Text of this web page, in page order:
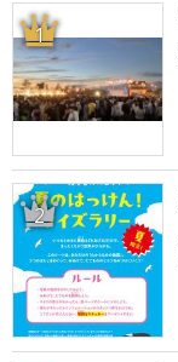
1
2